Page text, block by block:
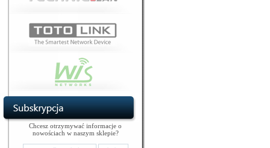
Chcesz otrzymywać informacje o
nowościach w naszym sklepie?